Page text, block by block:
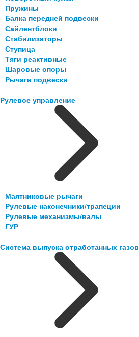
Пружины
Балка передней подвески
Сайлентблоки
Стабилизаторы
Ступица
Тяги реактивные
Шаровые опоры
Рычаги подвески
Рулевое управление
Маятниковые рычаги
Рулевые наконечники/трапеции
Рулевые механизмы/валы
ГУР
Система выпуска отработанных газов